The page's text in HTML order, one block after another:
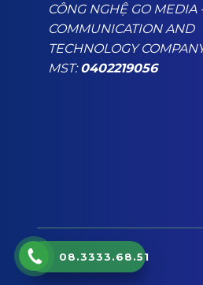
CÔNG NGHỆ GO MEDIA
COMMUNICATION AND
TECHNOLOGY
MST:0402219056
08.3333.68.51